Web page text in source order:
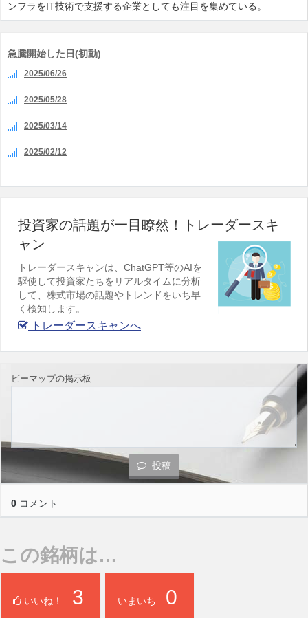
ンフラをIT技術で支援する企業としても注目を集めている。
急騰開始した日(初動)
2025/06/26
2025/05/28
2025/03/14
2025/02/12
投資家の話題が一目瞭然！トレーダースキ
ャン
トレーダースキャンは、ChatGPT等のAIを
駆使して投資家たちをリアルタイムに分析
して、株式市場の話題やトレンドをいち早
く検知します。
トレーダースキャンへ
ビーマップの掲示板
投稿
0 コメント
この銘柄は…
いいね！ 3 いまいち 0